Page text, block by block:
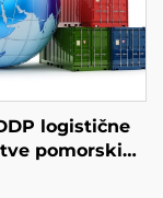
logistične
pomorski